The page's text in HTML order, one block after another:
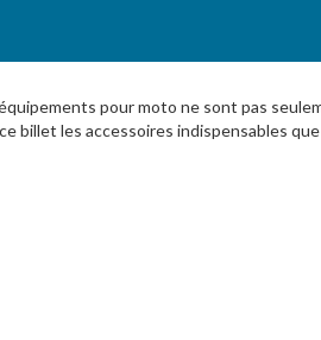
pour moto ne sont pas
billet les accessoires indispensables que